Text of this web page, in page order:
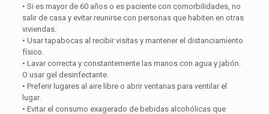
• Si es mayor de 60 años o es paciente con comorbilidades, no
salir de casa y evitar reunirse con personas que habiten en otras
viviendas.
• Usar tapabocas al recibir visitas y mantener el distanciamiento
físico.
• Lavar correcta y constantemente las manos con agua y jabón.
O usar gel desinfectante.
• Preferir lugares al aire libre o abrir ventanas para ventilar el
lugar.
• Evitar el consumo exagerado de bebidas alcohólicas que